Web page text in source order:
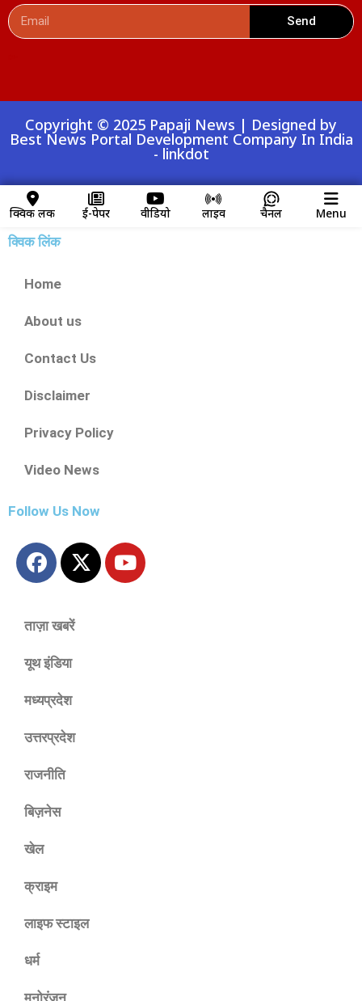
Send
Copyright © 2025 Papaji News | Designed by
Best News Portal Development Company In India
- linkdot
क्विक लिंक ई-पेपर वीडियो लाइव चैनल Menu
क्विक लिंक
Home
About us
Contact Us
Disclaimer
Privacy Policy
Video News
Follow Us Now
ताज़ा खबरें
यूथ इंडिया
मध्यप्रदेश
उत्तरप्रदेश
राजनीति
बिज़नेस
खेल
क्राइम
लाइफ स्टाइल
धर्म